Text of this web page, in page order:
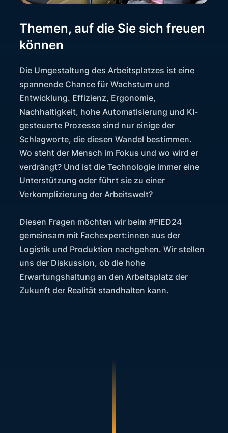
Themen, auf die Sie sich freuen
können
Die Umgestaltung des Arbeitsplatzes ist eine
spannende Chance für Wachstum und
Entwicklung. Effizienz, Ergonomie,
Nachhaltigkeit, hohe Automatisierung und KI-
gesteuerte Prozesse sind nur einige der
Schlagworte, die diesen Wandel bestimmen.
Wo steht der Mensch im Fokus und wo wird er
verdrängt? Und ist die Technologie immer eine
Unterstützung oder führt sie zu einer
Verkomplizierung der Arbeitswelt?
Diesen Fragen möchten wir beim #FIED24
gemeinsam mit Fachexpert:innen aus der
Logistik und Produktion nachgehen. Wir stellen
uns der Diskussion, ob die hohe
Erwartungshaltung an den Arbeitsplatz der
Zukunft der Realität standhalten kann.